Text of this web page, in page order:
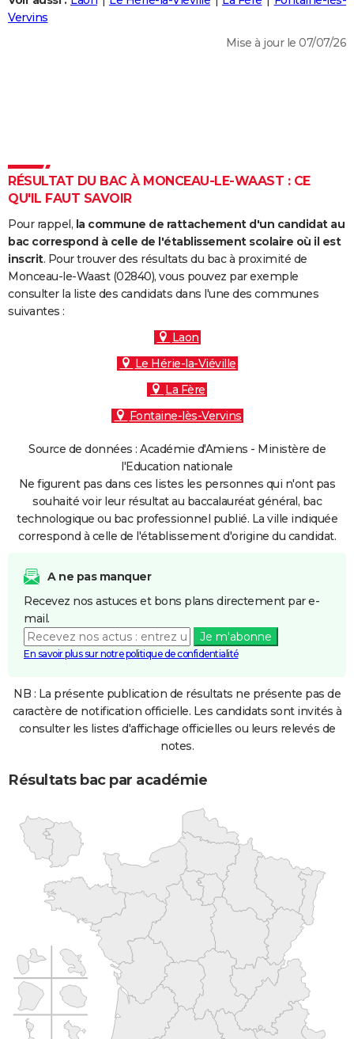
Destinations
City break
Voyage nature
Voyage de noces
Forum
Climat
+
PHOTO
Dictionnaire
Biographies
Citations
Expressions
Proverbes
PROGRAMME TV
S'inscrire
Se connecter
Lycées
Collèges
Primaires
Universités
Entreprises
Service militaire
Avis de recherche
AVIS DE DÉCÈS
FORUM
Bricolage
Lifestyle
Culture
SportAuto
Television
Voyage
Cinema
Vervins
Mise à jour le 07/07/26
RÉSULTAT DU BAC À MONCEAU-LE-WAAST : CE
QU'IL FAUT SAVOIR
Pour rappel, la commune de rattachement d'un candidat au
bac correspond à celle de l'établissement scolaire où il est
inscrit. Pour trouver des résultats du bac à proximité de
Monceau-le-Waast (02840), vous pouvez par exemple
consulter la liste des candidats dans l'une des communes
suivantes :
Laon
Le Hérie-la-Viéville
La Fère
Fontaine-lès-Vervins
Source de données : Académie d'Amiens - Ministère de
l'Education nationale
Ne figurent pas dans ces listes les personnes qui n'ont pas
souhaité voir leur résultat au baccalauréat général, bac
technologique ou bac professionnel publié. La ville indiquée
correspond à celle de l'établissement d'origine du candidat.
A ne pas manquer
Recevez nos astuces et bons plans directement par e-
mail.
Je m'abonne
En savoir plus sur notre politique de confidentialité
NB : La présente publication de résultats ne présente pas de
caractère de notification officielle. Les candidats sont invités à
consulter les listes d'affichage officielles ou leurs relevés de
notes.
Résultats bac par académie